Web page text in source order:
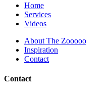
Home
Services
Videos
About The Zooooo
Inspiration
Contact
Contact